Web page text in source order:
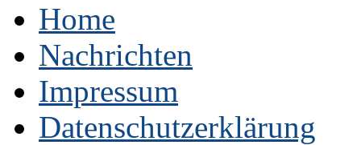
Home
Nachrichten
Impressum
Datenschutzerklärung